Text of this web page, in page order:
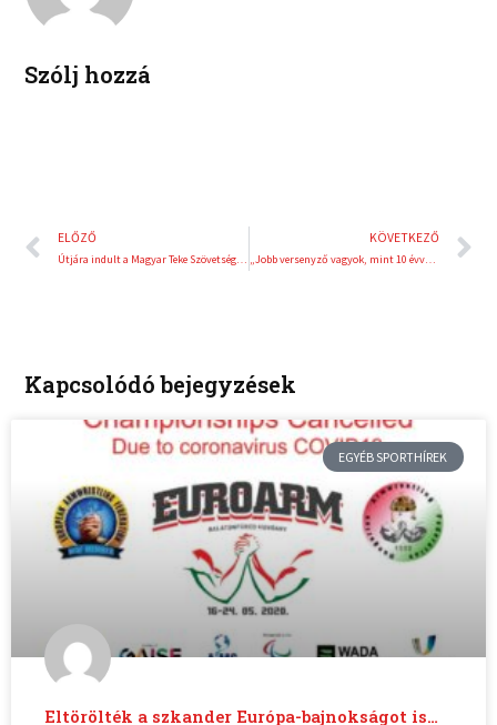
Szólj hozzá
Előző
ELŐZŐ
Útjára indult a Magyar Teke Szövetség Játékos Bizottsága
KÖVETKEZŐ
„Jobb versenyző vagyok, mint 10 évvel ezelőtt”
Kapcsolódó bejegyzések
EGYÉB SPORTHÍREK
Eltörölték a szkander Európa-bajnokságot is…